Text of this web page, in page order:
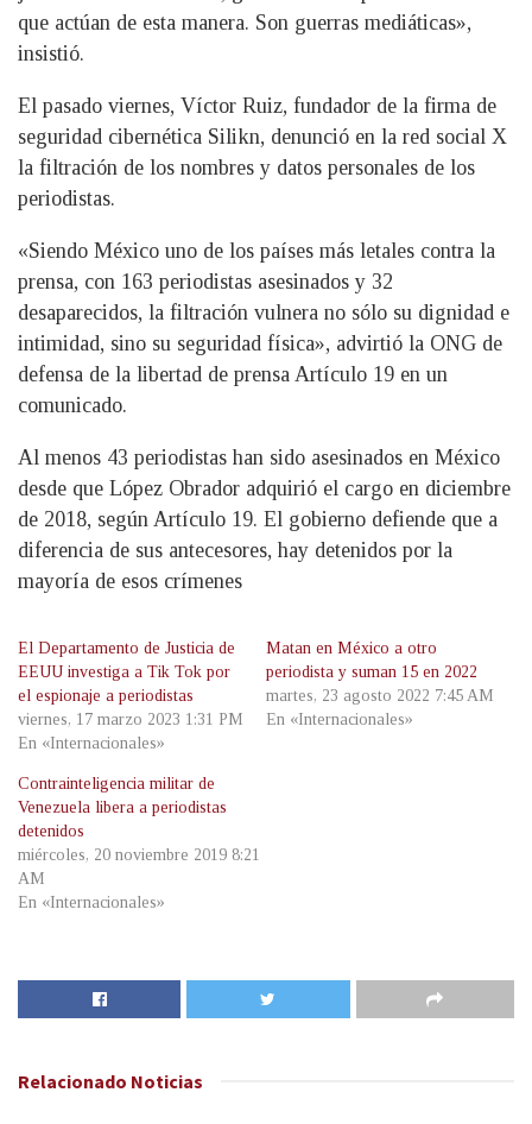
que actúan de esta manera. Son guerras mediáticas»,
insistió.
El pasado viernes, Víctor Ruiz, fundador de la firma de
seguridad cibernética Silikn, denunció en la red social X
la filtración de los nombres y datos personales de los
periodistas.
«Siendo México uno de los países más letales contra la
prensa, con 163 periodistas asesinados y 32
desaparecidos, la filtración vulnera no sólo su dignidad e
intimidad, sino su seguridad física», advirtió la ONG de
defensa de la libertad de prensa Artículo 19 en un
comunicado.
Al menos 43 periodistas han sido asesinados en México
desde que López Obrador adquirió el cargo en diciembre
de 2018, según Artículo 19. El gobierno defiende que a
diferencia de sus antecesores, hay detenidos por la
mayoría de esos crímenes
El Departamento de Justicia de
EEUU investiga a Tik Tok por
el espionaje a periodistas
viernes, 17 marzo 2023 1:31 PM
En «Internacionales»
Matan en México a otro
periodista y suman 15 en 2022
martes, 23 agosto 2022 7:45 AM
En «Internacionales»
Contrainteligencia militar de
Venezuela libera a periodistas
detenidos
miércoles, 20 noviembre 2019 8:21
AM
En «Internacionales»
Relacionado Noticias